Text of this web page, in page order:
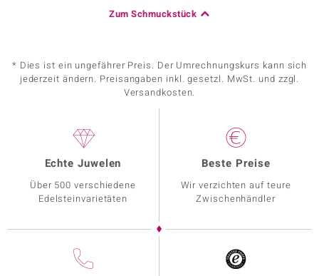
Zum Schmuckstück
* Dies ist ein ungefährer Preis. Der Umrechnungskurs kann sich
jederzeit ändern. Preisangaben inkl. gesetzl. MwSt. und zzgl.
Versandkosten.
Echte Juwelen
Über 500 verschiedene
Edelsteinvarietäten
Beste Preise
Wir verzichten auf teure
Zwischenhändler